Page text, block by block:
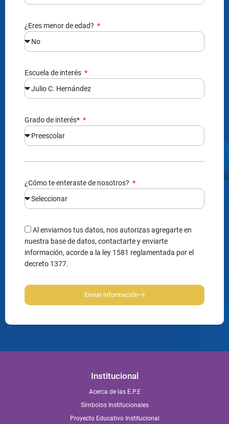
¿Eres menor de edad?
Escuela de interés
Grado de interés*
¿Cómo te enteraste de nosotros?
Al enviarnos tus datos, nos autorizas agregarte en
nuestra base de datos, contactarte y enviarte
información, acorde a la ley 1581 reglamentada por el
decreto 1377.
Enviar información
Institucional
Acerca de las E.P.E
Símbolos Institucionales
Proyecto Educativo Institucional